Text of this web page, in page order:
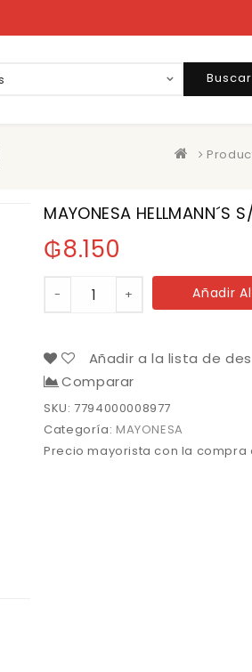
Buscar
MAYONESA
₲8.150
HELLMANN
´S
DOYPACK
237GR
(12)
cantidad
- + Añadir
Añadir a la lista de
Comparar
SKU:7794000008977
Categoría: MAYONESA
Precio mayorista con la